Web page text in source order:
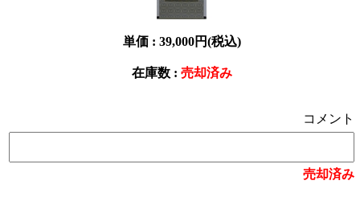
単価 : 39,000円(税込)
在庫数 : 売却済み
コメント
売却済み